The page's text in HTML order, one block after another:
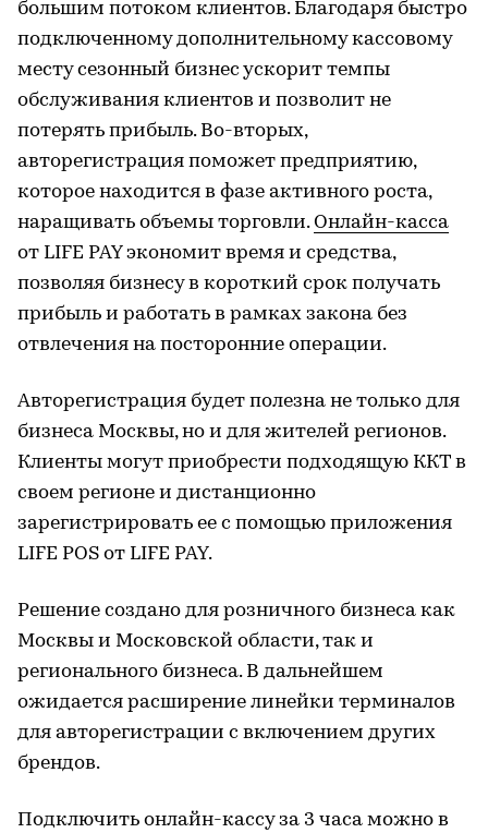
большим потоком клиентов. Благодаря быстро
подключенному дополнительному кассовому
месту сезонный бизнес ускорит темпы
обслуживания клиентов и позволит не
потерять прибыль. Во-вторых,
авторегистрация поможет предприятию,
которое находится в фазе активного роста,
наращивать объемы торговли. Онлайн-касса
от LIFE PAY экономит время и средства,
позволяя бизнесу в короткий срок получать
прибыль и работать в рамках закона без
отвлечения на посторонние операции.
Авторегистрация будет полезна не только для
бизнеса Москвы, но и для жителей регионов.
Клиенты могут приобрести подходящую ККТ в
своем регионе и дистанционно
зарегистрировать ее с помощью приложения
LIFE POS от LIFE PAY.
Решение создано для розничного бизнеса как
Москвы и Московской области, так и
регионального бизнеса. В дальнейшем
ожидается расширение линейки терминалов
для авторегистрации с включением других
брендов.
Подключить онлайн-кассу за 3 часа можно в